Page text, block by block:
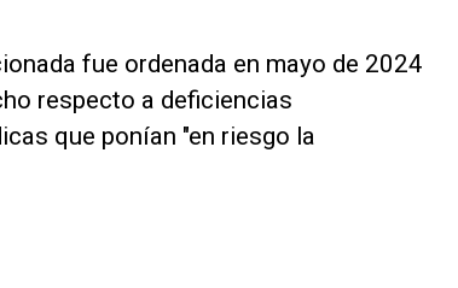
fue ordenada en mayo de 2024
respecto a deficiencias
que ponían "en riesgo la